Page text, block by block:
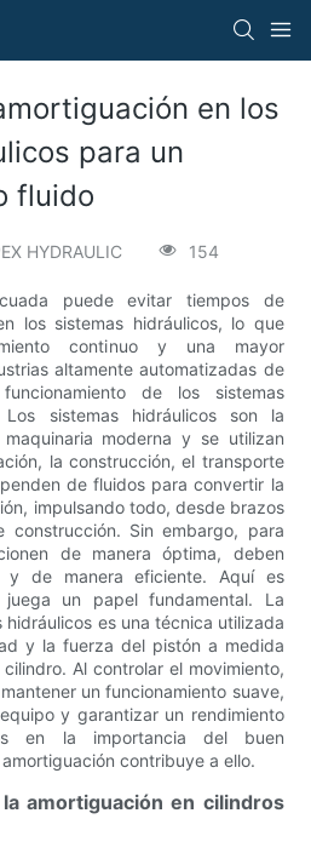
en los
para un
fluido
HYDRAULIC 154
puede evitar tiempos de
los sistemas hidráulicos, lo que
continuo y una mayor
altamente automatizadas de
de los sistemas
sistemas hidráulicos son la
moderna y se utilizan
la construcción, el transporte
de fluidos para convertir la
impulsando todo, desde brazos
construcción. Sin embargo, para
de manera óptima, deben
y de manera eficiente. Aquí es
un papel fundamental. La
es una técnica utilizada
y la fuerza del pistón a medida
Al controlar el movimiento,
un funcionamiento suave,
y garantizar un rendimiento
en la importancia del buen
contribuye a ello.
amortiguación en cilindros